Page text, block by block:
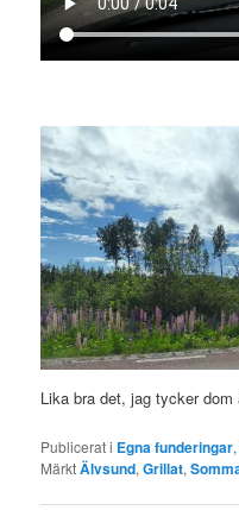
Lika bra det, jag tycker dom
Publicerat i Egna funderingar
MärktÄlvsund,Grillat,